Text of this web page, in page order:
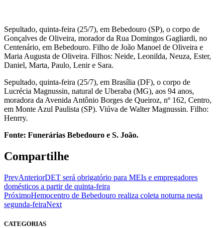
Sepultado, quinta-feira (25/7), em Bebedouro (SP), o corpo de
Gonçalves de Oliveira, morador da Rua Domingos Gagliardi, no
Centenário, em Bebedouro. Filho de João Manoel de Oliveira e
Maria Augusta de Oliveira. Filhos: Neide, Leonilda, Neuza, Ester,
Daniel, Marta, Paulo, Lenir e Sara.
Sepultado, quinta-feira (25/7), em Brasília (DF), o corpo de
Lucrécia Magnussin, natural de Uberaba (MG), aos 94 anos,
moradora da Avenida Antônio Borges de Queiroz, nº 162, Centro,
em Monte Azul Paulista (SP). Viúva de Walter Magnussin. Filho:
Henrry.
Fonte: Funerárias Bebedouro e S. João.
Compartilhe
PrevAnteriorDET será obrigatório para MEIs e empregadores
domésticos a partir de quinta-feira
PróximoHemocentro de Bebedouro realiza coleta noturna nesta
segunda-feiraNext
CATEGORIAS